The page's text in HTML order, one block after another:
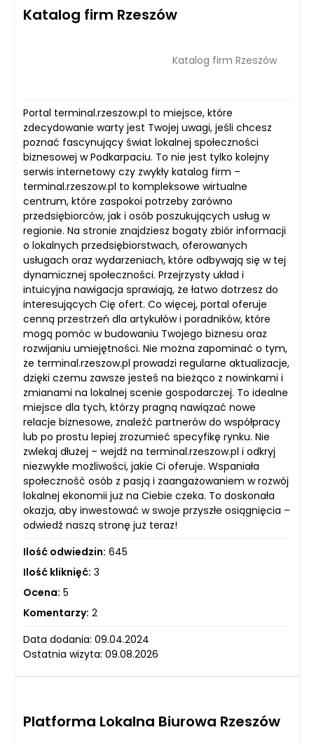
Katalog firm Rzeszów
Katalog firm Rzeszów
Portal terminal.rzeszow.pl to miejsce, które
zdecydowanie warty jest Twojej uwagi, jeśli chcesz
poznać fascynujący świat lokalnej społeczności
biznesowej w Podkarpaciu. To nie jest tylko kolejny
serwis internetowy czy zwykły katalog firm –
terminal.rzeszow.pl to kompleksowe wirtualne
centrum, które zaspokoi potrzeby zarówno
przedsiębiorców, jak i osób poszukujących usług w
regionie. Na stronie znajdziesz bogaty zbiór informacji
o lokalnych przedsiębiorstwach, oferowanych
usługach oraz wydarzeniach, które odbywają się w tej
dynamicznej społeczności. Przejrzysty układ i
intuicyjna nawigacja sprawiają, że łatwo dotrzesz do
interesujących Cię ofert. Co więcej, portal oferuje
cenną przestrzeń dla artykułów i poradników, które
mogą pomóc w budowaniu Twojego biznesu oraz
rozwijaniu umiejętności. Nie można zapominać o tym,
że terminal.rzeszow.pl prowadzi regularne aktualizacje,
dzięki czemu zawsze jesteś na bieżąco z nowinkami i
zmianami na lokalnej scenie gospodarczej. To idealne
miejsce dla tych, którzy pragną nawiązać nowe
relacje biznesowe, znaleźć partnerów do współpracy
lub po prostu lepiej zrozumieć specyfikę rynku. Nie
zwlekaj dłużej – wejdź na terminal.rzeszow.pl i odkryj
niezwykłe możliwości, jakie Ci oferuje. Wspaniała
społeczność osób z pasją i zaangażowaniem w rozwój
lokalnej ekonomii już na Ciebie czeka. To doskonała
okazja, aby inwestować w swoje przyszłe osiągnięcia –
odwiedź naszą stronę już teraz!
Ilość odwiedzin: 645
Ilość kliknięć: 3
Ocena: 5
Komentarzy: 2
Data dodania: 09.04.2024
Ostatnia wizyta: 09.08.2026
Platforma Lokalna Biurowa Rzeszów